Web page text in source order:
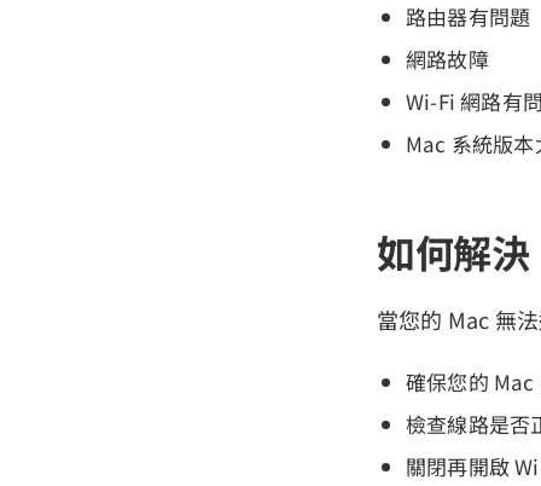
路由器有問題
網路故障
Wi-Fi 網路有
Mac 系統版本
如何解
當您的 Mac 無
確保您的
檢查線路是否
關閉再開啟